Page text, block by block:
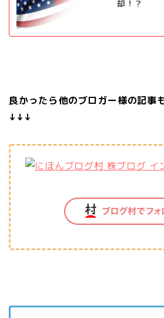
却！？
良かったら他のブロガー様の記事
↓↓↓